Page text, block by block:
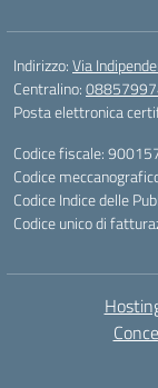
Indirizzo:Via
Centralino:
Posta elettronica
Codice fiscale:
Codice
Codice Indice delle
Codice unico di